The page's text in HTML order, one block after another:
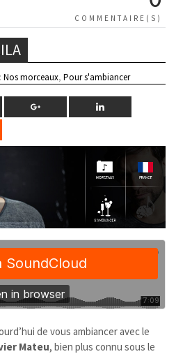
COMMENTAIRE(S)
Nos morceaux, Pour s'ambiancer
de vous ambiancer avec le
Mateu, bien plus connu sous le